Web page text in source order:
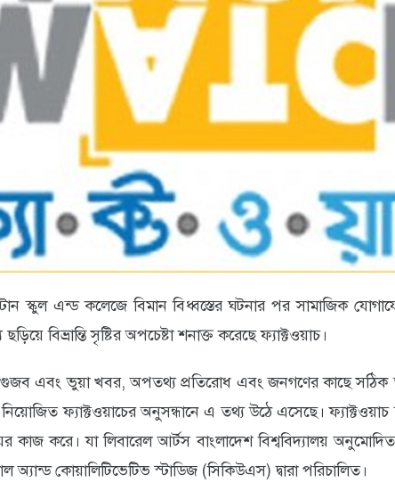
স্কুল এন্ড কলেজে বিমান বিধ্বস্তের ঘটনার পর সামাজিক
বিভ্রান্তি সৃষ্টির অপচেষ্টা শনাক্ত করেছে ফ্যাক্টওয়াচ।
এবং ভুয়া খবর, অপতথ্য প্রতিরোধ এবং জনগণের কাছে সঠিক
নিয়োজিত ফ্যাক্টওয়াচের অনুসন্ধানে এ তথ্য উঠে এসেছে। ফ্যাক্টওয়াচ
কাজ করে। যা লিবারেল আর্টস বাংলাদেশ বিশ্ববিদ্যালয়
অ্যান্ড কোয়ালিটিভেটিভ স্টাডিজ (সিকিউএস) দ্বারা পরিচালিত।